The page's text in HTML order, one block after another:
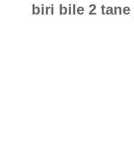
biri bile 2